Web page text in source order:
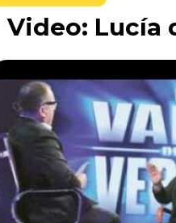
Video: Lucía